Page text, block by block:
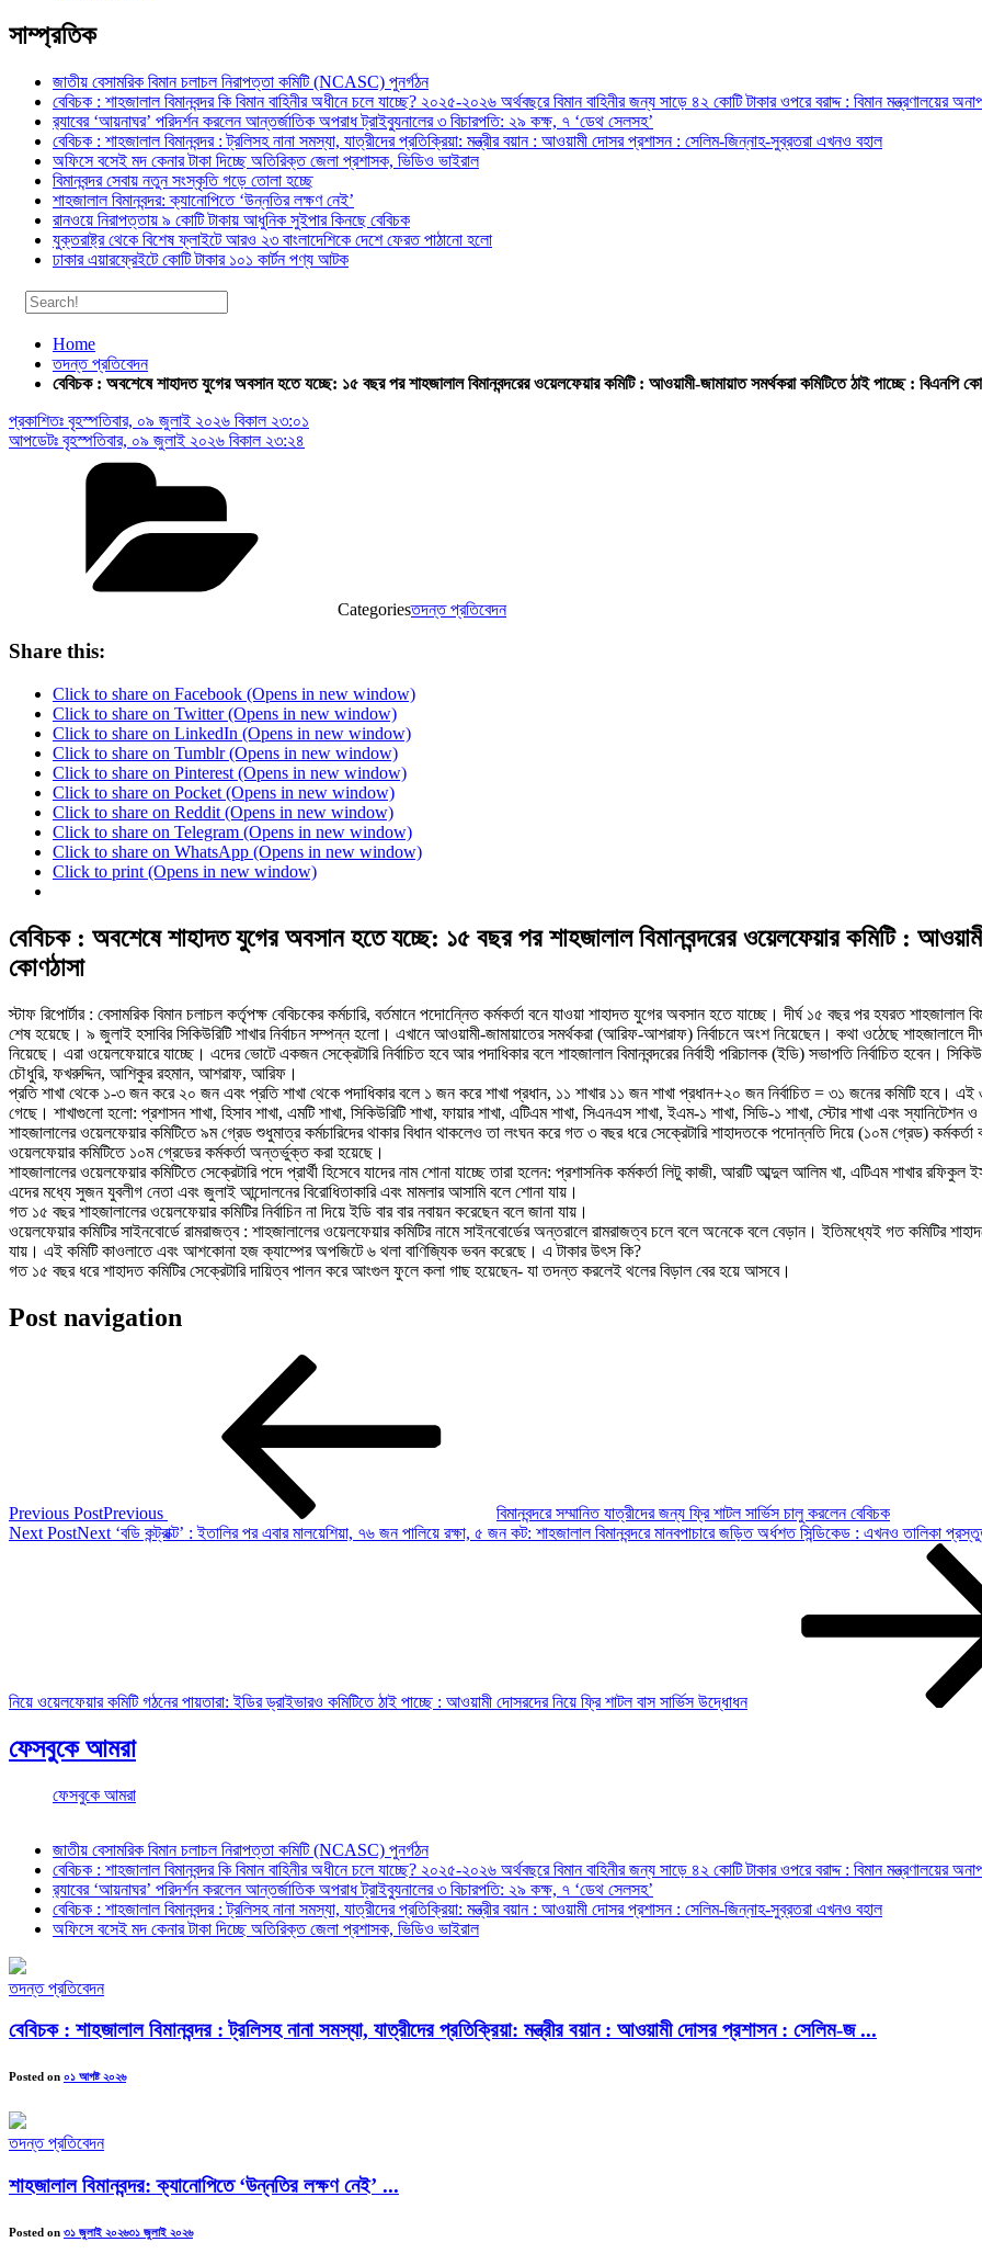
সাম্প্রতিক
জাতীয় বেসামরিক বিমান চলাচল নিরাপত্তা কমিটি (NCASC) পুনর্গঠন
বেবিচক : শাহজালাল বিমানবন্দর কি বিমান বাহিনীর অধীনে চলে যাচ্ছে? ২০২৫-২০২৬ অর্থবছরে বিমান বাহিনীর জন্য সাড়ে ৪২ কোটি টাকার ওপরে বরাদ্দ : বিমান মন্ত্রণালয়ের
র‍্যাবের ‘আয়নাঘর’ পরিদর্শন করলেন আন্তর্জাতিক অপরাধ ট্রাইব্যুনালের ৩ বিচারপতি: ২৯ কক্ষ, ৭ ‘ডেথ সেলসহ’
বেবিচক : শাহজালাল বিমানবন্দর : ট্রলিসহ নানা সমস্যা, যাত্রীদের প্রতিক্রিয়া: মন্ত্রীর বয়ান : আওয়ামী দোসর প্রশাসন : সেলিম-জিন্নাহ-সুব্রতরা এখনও বহাল
অফিসে বসেই মদ কেনার টাকা দিচ্ছে অতিরিক্ত জেলা প্রশাসক, ভিডিও ভাইরাল
বিমানবন্দর সেবায় নতুন সংস্কৃতি গড়ে তোলা হচ্ছে
শাহজালাল বিমানবন্দর: ক্যানোপিতে ‘উন্নতির লক্ষণ নেই’
রানওয়ে নিরাপত্তায় ৯ কোটি টাকায় আধুনিক সুইপার কিনছে বেবিচক
যুক্তরাষ্ট্র থেকে বিশেষ ফ্লাইটে আরও ২৩ বাংলাদেশিকে দেশে ফেরত পাঠানো হলো
ঢাকার এয়ারফ্রেইটে কোটি টাকার ১০১ কার্টন পণ্য আটক
Home
তদন্ত প্রতিবেদন
বেবিচক : অবশেষে শাহাদত যুগের অবসান হতে যচ্ছে: ১৫ বছর পর শাহজালাল বিমানবন্দরের ওয়েলফেয়ার কমিটি : আওয়ামী-জামায়াত সমর্থকরা কমিটিতে ঠাই পাচ্ছে : বিএনপি
প্রকাশিতঃ বৃহস্পতিবার, ০৯ জুলাই ২০২৬ বিকাল ২৩:০১
আপডেটঃ বৃহস্পতিবার, ০৯ জুলাই ২০২৬ বিকাল ২৩:২৪
Categoriesতদন্ত প্রতিবেদন
Share this:
Click to share on Facebook (Opens in new window)
Click to share on Twitter (Opens in new window)
Click to share on LinkedIn (Opens in new window)
Click to share on Tumblr (Opens in new window)
Click to share on Pinterest (Opens in new window)
Click to share on Pocket (Opens in new window)
Click to share on Reddit (Opens in new window)
Click to share on Telegram (Opens in new window)
Click to share on WhatsApp (Opens in new window)
Click to print (Opens in new window)
বেবিচক : অবশেষে শাহাদত যুগের অবসান হতে যচ্ছে: ১৫ বছর পর শাহজালাল বিমানবন্দরের ওয়েলফেয়ার কমিটি :
কোণঠাসা
স্টাফ রিপোর্টার : বেসামরিক বিমান চলাচল কর্তৃপক্ষ বেবিচকের কর্মচারি, বর্তমানে পদোন্নেিত কর্মকর্তা বনে যাওয়া শাহাদত যুগের অবসান হতে যাচ্ছে। দীর্ঘ ১৫ বছর পর হযরত শাহজালাল
শেষ হয়েছে। ৯ জুলাই হসাবির সিকিউরিটি শাখার নির্বাচন সম্পন্ন হলো। এখানে আওয়ামী-জামায়াতের সমর্থকরা (আরিফ-আশরাফ) নির্বাচনে অংশ নিয়েছেন। কথা ওঠেছে শাহজালালে
নিয়েছে। এরা ওয়েলফেয়ারে যাচ্ছে। এদের ভোটে একজন সেক্রেটারি নির্বাচিত হবে আর পদাধিকার বলে শাহজালাল বিমানবন্দরের নির্বাহী পরিচালক (ইডি) সভাপতি নির্বাচিত হবেন।
চৌধুরি, ফখরুদ্দিন, আশিকুর রহমান, আশরাফ, আরিফ।
প্রতি শাখা থেকে ১-৩ জন করে ২০ জন এবং প্রতি শাখা থেকে পদাধিকার বলে ১ জন করে শাখা প্রধান, ১১ শাখার ১১ জন শাখা প্রধান+২০ জন নির্বাচিত = ৩১ জনের কমিটি হবে। এই
গেছে। শাখাগুলো হলো: প্রশাসন শাখা, হিসাব শাখা, এমটি শাখা, সিকিউরিটি শাখা, ফায়ার শাখা, এটিএম শাখা, সিএনএস শাখা, ইএম-১ শাখা, সিডি-১ শাখা, স্টোর শাখা এবং স্যানিটেশন ও
শাহজালালের ওয়েলফেয়ার কমিটিতে ৯ম গ্রেড শুধুমাত্র কর্মচারিদের থাকার বিধান থাকলেও তা লংঘন করে গত ৩ বছর ধরে সেক্রেটারি শাহাদতকে পদোন্নতি দিয়ে (১০ম গ্রেড)
ওয়েলফেয়ার কমিটিতে ১০ম গ্রেডের কর্মকর্তা অন্তর্ভুক্ত করা হয়েছে।
শাহজালালের ওয়েলফেয়ার কমিটিতে সেক্রেটারি পদে প্রার্থী হিসেবে যাদের নাম শোনা যাচ্ছে তারা হলেন: প্রশাসনিক কর্মকর্তা লিটু কাজী, আরটি আব্দুল আলিম খা, এটিএম শাখার
এদের মধ্যে সুজন যুবলীগ নেতা এবং জুলাই আন্দোলনের বিরোধিতাকারি এবং মামলার আসামি বলে শোনা যায়।
গত ১৫ বছর শাহজালালের ওয়েলফেয়ার কমিটির নির্বাচিন না দিয়ে ইডি বার বার নবায়ন করেছেন বলে জানা যায়।
ওয়েলফেয়ার কমিটির সাইনবোর্ডে রামরাজত্ব : শাহজালালের ওয়েলফেয়ার কমিটির নামে সাইনবোর্ডের অন্তরালে রামরাজত্ব চলে বলে অনেকে বলে বেড়ান। ইতিমধ্যেই গত কমিটির
যায়। এই কমিটি কাওলাতে এবং আশকোনা হজ ক্যাম্পের অপজিটে ৬ থলা বাণিজ্যিক ভবন করেছে। এ টাকার উৎস কি?
গত ১৫ বছর ধরে শাহাদত কমিটির সেক্রেটারি দায়িত্ব পালন করে আংগুল ফুলে কলা গাছ হয়েছেন- যা তদন্ত করলেই থলের বিড়াল বের হয়ে আসবে।
Post navigation
Previous PostPrevious
বিমানবন্দরে সম্মানিত যাত্রীদের জন্য ফ্রি শাটল সার্ভিস চালু করলেন বেবিচক
Next PostNext ‘বডি কন্ট্রাক্ট’ : ইতালির পর এবার মালয়েশিয়া, ৭৬ জন পালিয়ে রক্ষা, ৫ জন কট: শাহজালাল বিমানবন্দরে মানবপাচারে জড়িত অর্ধশত সিন্ডিকেড : এখনও
নিয়ে ওয়েলফেয়ার কমিটি গঠনের পায়তারা: ইডির ড্রাইভারও কমিটিতে ঠাই পাচ্ছে : আওয়ামী দোসরদের নিয়ে ফ্রি শাটল বাস সার্ভিস উদ্ধোধন
ফেসবুকে আমরা
ফেসবুকে আমরা
জাতীয় বেসামরিক বিমান চলাচল নিরাপত্তা কমিটি (NCASC) পুনর্গঠন
বেবিচক : শাহজালাল বিমানবন্দর কি বিমান বাহিনীর অধীনে চলে যাচ্ছে? ২০২৫-২০২৬ অর্থবছরে বিমান বাহিনীর জন্য সাড়ে ৪২ কোটি টাকার ওপরে বরাদ্দ : বিমান মন্ত্রণালয়ের
র‍্যাবের ‘আয়নাঘর’ পরিদর্শন করলেন আন্তর্জাতিক অপরাধ ট্রাইব্যুনালের ৩ বিচারপতি: ২৯ কক্ষ, ৭ ‘ডেথ সেলসহ’
বেবিচক : শাহজালাল বিমানবন্দর : ট্রলিসহ নানা সমস্যা, যাত্রীদের প্রতিক্রিয়া: মন্ত্রীর বয়ান : আওয়ামী দোসর প্রশাসন : সেলিম-জিন্নাহ-সুব্রতরা এখনও বহাল
অফিসে বসেই মদ কেনার টাকা দিচ্ছে অতিরিক্ত জেলা প্রশাসক, ভিডিও ভাইরাল
তদন্ত প্রতিবেদন
বেবিচক : শাহজালাল বিমানবন্দর : ট্রলিসহ নানা সমস্যা, যাত্রীদের প্রতিক্রিয়া: মন্ত্রীর বয়ান : আওয়ামী দোসর প্রশাসন : সেলিম-জ ...
Posted on ০১ আগষ্ট ২০২৬
তদন্ত প্রতিবেদন
শাহজালাল বিমানবন্দর: ক্যানোপিতে ‘উন্নতির লক্ষণ নেই’ ...
Posted on ৩১ জুলাই ২০২৬৩১ জুলাই ২০২৬